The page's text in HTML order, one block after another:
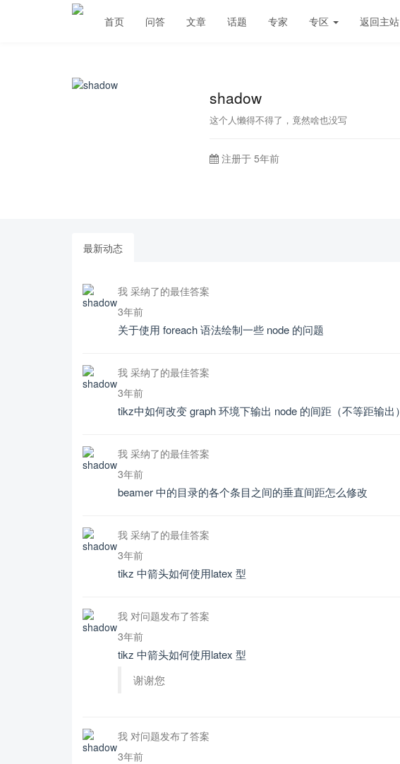
首页 问答 文章 话题 专家 专区 返回主站
shadow
这个人懒得不得了，竟然啥也没写
注册于 5年前
最新动态
我 采纳了的最佳答案
3年前
关于使用 foreach 语法绘制一些 node 的问题
我 采纳了的最佳答案
3年前
tikz中如何改变 graph 环境下输出 node 的间距（不等距输出）
我 采纳了的最佳答案
3年前
beamer 中的目录的各个条目之间的垂直间距怎么修改
我 采纳了的最佳答案
3年前
tikz 中箭头如何使用latex 型
我 对问题发布了答案
3年前
tikz 中箭头如何使用latex 型
谢谢您
我 对问题发布了答案
3年前